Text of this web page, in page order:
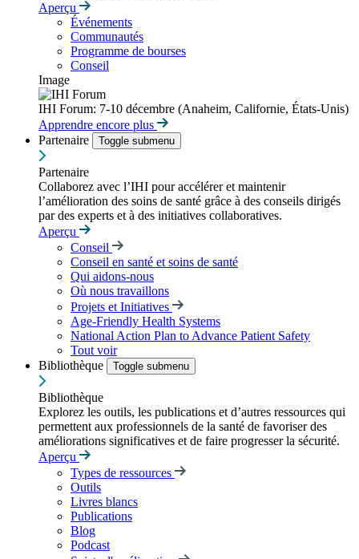
Aperçu
Événements
Communautés
Programme de bourses
Conseil
Image
IHI Forum: 7-10 décembre (Anaheim, Californie, États-Unis)
Apprendre encore plus
Partenaire
Toggle submenu
Partenaire
Collaborez avec l’IHI pour accélérer et maintenir
l’amélioration des soins de santé grâce à des conseils dirigés
par des experts et à des initiatives collaboratives.
Aperçu
Conseil
Conseil en santé et soins de santé
Qui aidons-nous
Où nous travaillons
Projets et Initiatives
Age-Friendly Health Systems
National Action Plan to Advance Patient Safety
Tout voir
Bibliothèque
Toggle submenu
Bibliothèque
Explorez les outils, les publications et d’autres ressources qui
permettent aux professionnels de la santé de favoriser des
améliorations significatives et de faire progresser la sécurité.
Aperçu
Types de ressources
Outils
Livres blancs
Publications
Blog
Podcast